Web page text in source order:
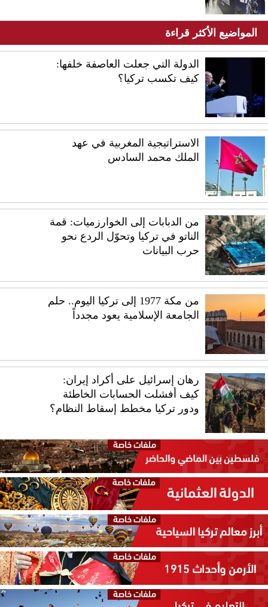
المواضيع الأكثر قراءة
الدولة التي جعلت العاصفة خلفها:
كيف تكسب تركيا؟
الاستراتيجية المغربية في عهد
الملك محمد السادس
من الدبابات إلى الخوارزميات: قمة
الناتو في تركيا وتحوّل الردع نحو
حرب البيانات
من مكة 1977 إلى تركيا اليوم.. حلم
الجامعة الإسلامية يعود مجدداً
رهان إسرائيل على أكراد إيران:
كيف أفشلت الحسابات الخاطئة
ودور تركيا مخطط إسقاط النظام؟